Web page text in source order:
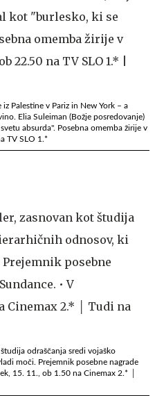
Palestine v Pariz in New York – a
Elia Suleiman (Božje posredovanje)
absurda". Posebna omemba žirije v
TV SLO 1.*
odraščanja sredi vojaško
moči. Prejemnik posebne nagrade
15. 11., ob 1.50 na Cinemax 2.* │